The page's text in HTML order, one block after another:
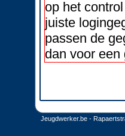
op het
juiste
passen de
dan voor een
Jeugdwerker.be -